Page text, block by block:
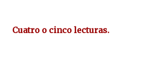
Cuatro o cinco lecturas.